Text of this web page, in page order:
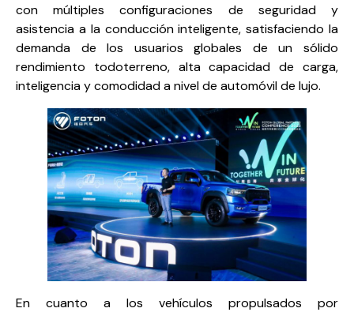
con múltiples configuraciones de seguridad y
asistencia a la conducción inteligente, satisfaciendo la
demanda de los usuarios globales de un sólido
rendimiento todoterreno, alta capacidad de carga,
inteligencia y comodidad a nivel de automóvil de lujo.
En cuanto a los vehículos propulsados ​​por